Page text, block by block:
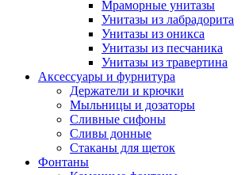
Мраморные унитазы
Унитазы из лабрадорита
Унитазы из оникса
Унитазы из песчаника
Унитазы из травертина
Аксессуары и фурнитура
Держатели и крючки
Мыльницы и дозаторы
Сливные сифоны
Сливы донные
Стаканы для щеток
Фонтаны